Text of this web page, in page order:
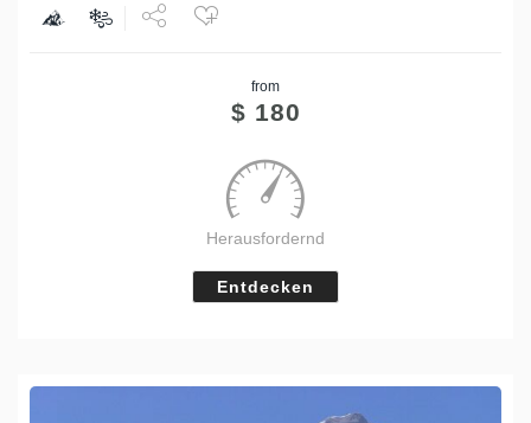
from
$ 180
Herausfordernd
Entdecken